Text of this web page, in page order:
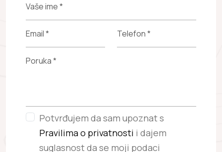
Potvrđujem da sam upoznat s
Pravilima o privatnosti i dajem
suglasnost da se moji podaci